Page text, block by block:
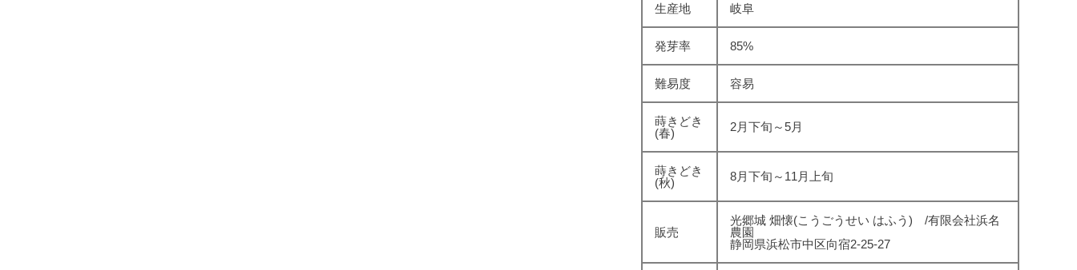
生産地 岐阜
発芽率 85%
難易度 容易
蒔きどき
(春)
2月下旬～5月
蒔きどき
(秋)
8月下旬～11月上旬
販売
光郷城 畑懐(こうごうせい はふう) /有限会社浜名
農園
静岡県浜松市中区向宿2-25-27